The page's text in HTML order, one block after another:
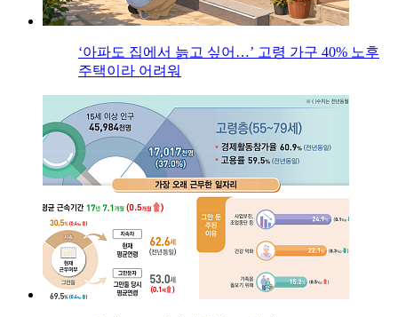
‘아파도 집에서 늙고 싶어…’ 고령 가구 40% 노후
주택이라 어려워